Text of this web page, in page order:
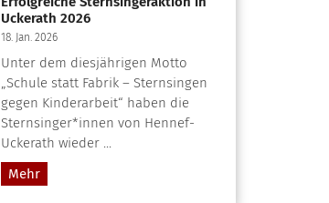
Uckerath 2026
18. Jan. 2026
Unter dem diesjährigen Motto
„Schule statt Fabrik – Sternsingen
gegen Kinderarbeit“ haben die
Sternsinger*innen von Hennef-
Uckerath wieder ...
Mehr